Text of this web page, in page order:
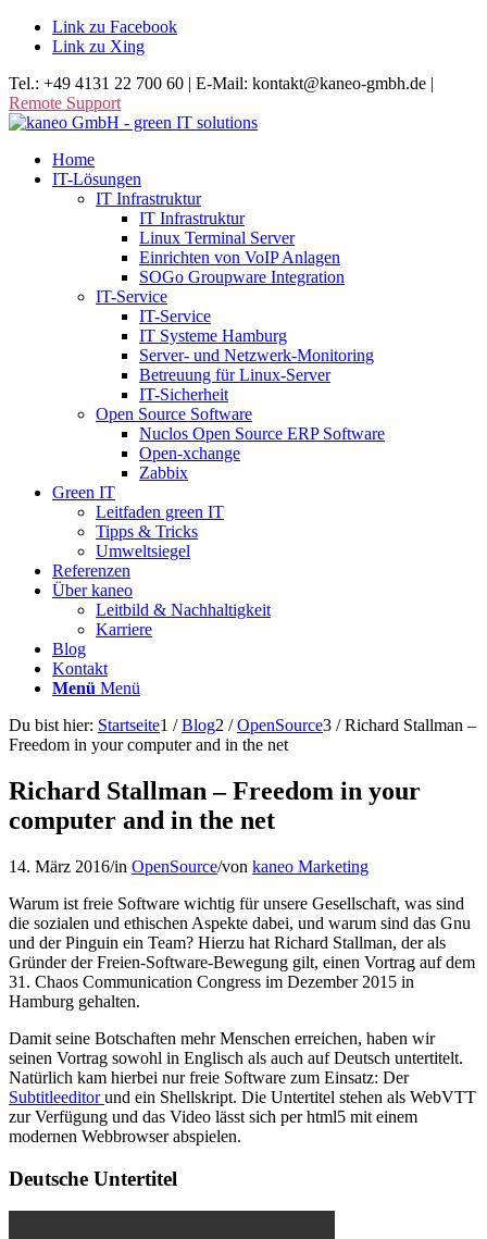
Link zu Facebook
Link zu Xing
Tel.: +49 4131 22 700 60 | E-Mail: kontakt@kaneo-gmbh.de |
Remote Support
Home
IT-Lösungen
IT Infrastruktur
IT Infrastruktur
Linux Terminal Server
Einrichten von VoIP Anlagen
SOGo Groupware Integration
IT-Service
IT-Service
IT Systeme Hamburg
Server- und Netzwerk-Monitoring
Betreuung für Linux-Server
IT-Sicherheit
Open Source Software
Nuclos Open Source ERP Software
Open-xchange
Zabbix
Green IT
Leitfaden green IT
Tipps & Tricks
Umweltsiegel
Referenzen
Über kaneo
Leitbild & Nachhaltigkeit
Karriere
Blog
Kontakt
Menü Menü
Du bist hier: Startseite1 / Blog2 / OpenSource3 / Richard Stallman –
Freedom in your computer and in the net
Richard Stallman – Freedom in your
computer and in the net
14. März 2016/in OpenSource/von kaneo Marketing
Warum ist freie Software wichtig für unsere Gesellschaft, was sind
die sozialen und ethischen Aspekte dabei, und warum sind das Gnu
und der Pinguin ein Team? Hierzu hat Richard Stallman, der als
Gründer der Freien-Software-Bewegung gilt, einen Vortrag auf dem
31. Chaos Communication Congress im Dezember 2015 in
Hamburg gehalten.
Damit seine Botschaften mehr Menschen erreichen, haben wir
seinen Vortrag sowohl in Englisch als auch auf Deutsch untertitelt.
Natürlich kam hierbei nur freie Software zum Einsatz: Der
Subtitleeditorund ein Shellskript. Die Untertitel stehen als WebVTT
zur Verfügung und das Video lässt sich per html5 mit einem
modernen Webbrowser abspielen.
Deutsche Untertitel